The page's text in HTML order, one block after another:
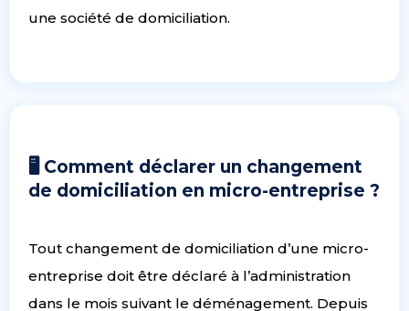
une société de domiciliation.
🖥 Comment déclarer un changement
de domiciliation en micro-entreprise ?
Tout changement de domiciliation d’une micro-
entreprise doit être déclaré à l’administration
dans le mois suivant le déménagement. Depuis